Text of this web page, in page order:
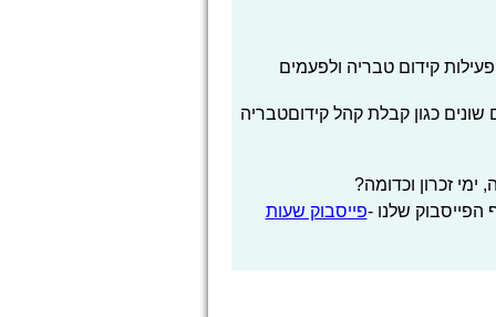
קידום טבריה ולפעמים
כגון קבלת קהל קידוםטבריה
זכרון וכדומה?
שלנו -פייסבוק שעות